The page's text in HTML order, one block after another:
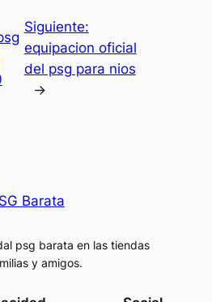
Siguiente:
equipacion oficial
del psg para nios
→
Barata
psg barata en las tiendas
y amigos.